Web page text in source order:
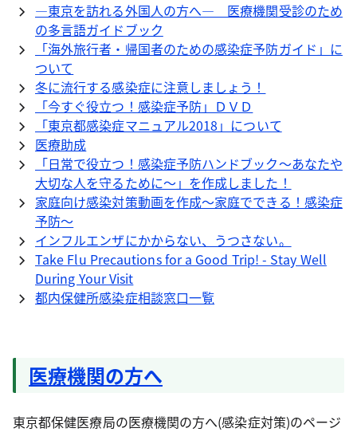
―東京を訪れる外国人の方へ― 医療機関受診のため
の多言語ガイドブック
「海外旅行者・帰国者のための感染症予防ガイド」に
ついて
冬に流行する感染症に注意しましょう！
「今すぐ役立つ！感染症予防」ＤＶＤ
「東京都感染症マニュアル2018」について
医療助成
「日常で役立つ！感染症予防ハンドブック～あなたや
大切な人を守るために～」を作成しました！
家庭向け感染対策動画を作成～家庭でできる！感染症
予防～
インフルエンザにかからない、うつさない。
Take Flu Precautions for a Good Trip! - Stay Well
During Your Visit
都内保健所感染症相談窓口一覧
医療機関の方へ
東京都保健医療局の医療機関の方へ(感染症対策)のページ